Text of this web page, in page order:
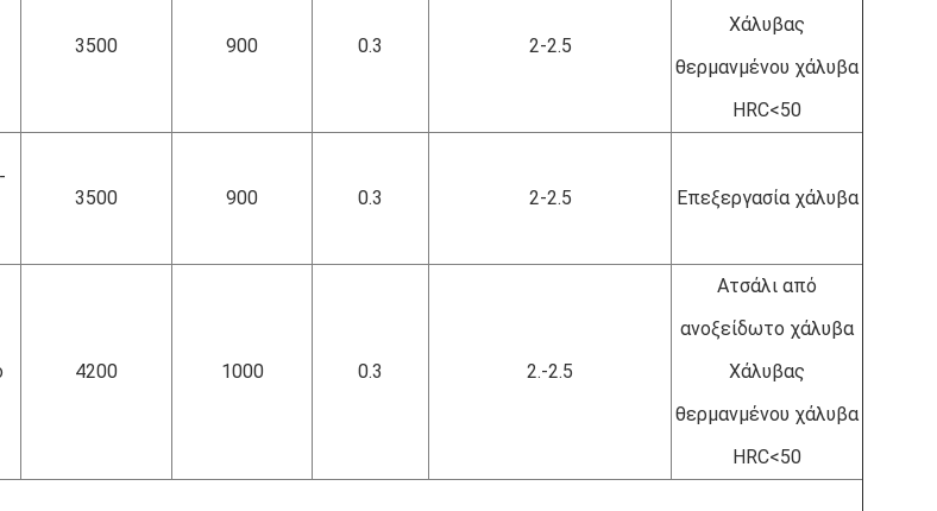
3500 900 0.3 2-2.5
Χάλυβας
θερμανμένου χάλυβα
HRC<50
3500 900 0.3 2-2.5 Επεξεργασία χάλυβα
4200 1000 0.3 2.-2.5
Ατσάλι από
ανοξείδωτο χάλυβα
Χάλυβας
θερμανμένου χάλυβα
HRC<50